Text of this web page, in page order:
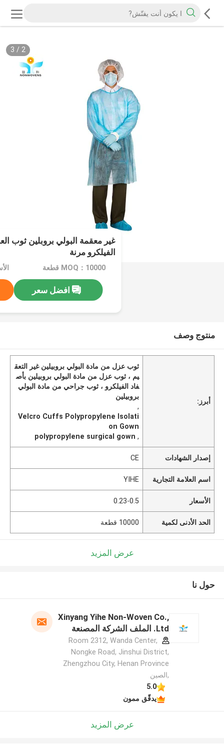
2
/
3
غير معقمة البولي بروبلين ثوب
الفيلكرو مرنة
MOQ：10000 قطعة
افضل سعر
منتوج وصف
أبرز:
ثوب عزل من مادة البولي بروبيلين غير التعق
يم ، ثوب عزل من مادة البولي بروبيلين بأص
فاد الفيلكرو ، ثوب جراحي من مادة البولي
بروبيلين
,
Velcro Cuffs Polypropylene Isolati
on Gown
,
polypropylene surgical gown
إصدار الشهادات CE
اسم العلامة التجارية YIHE
الأسعار 0.23-0.5
الحد الأدنى لكمية 10000 قطعة
عرض المزيد
حول نا
Xinyang Yihe Non-Woven Co.,
Ltd. الملف الشركة المصنعة
Room 2312, Wanda Center,
Nongke Road, Jinshui District,
Zhengzhou City, Henan Province
,الصين
5.0
يدقّق ممون
عرض المزيد